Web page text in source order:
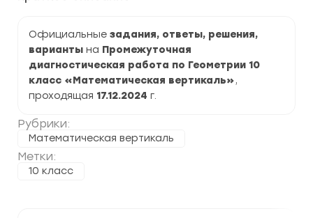
Официальные задания, ответы, решения,
варианты на Промежуточная
диагностическая работа по Геометрии 10
класс «Математическая вертикаль»,
проходящая 17.12.2024 г.
Рубрики:
Математическая вертикаль
Метки:
10 класс
класса
задания
и
ответы